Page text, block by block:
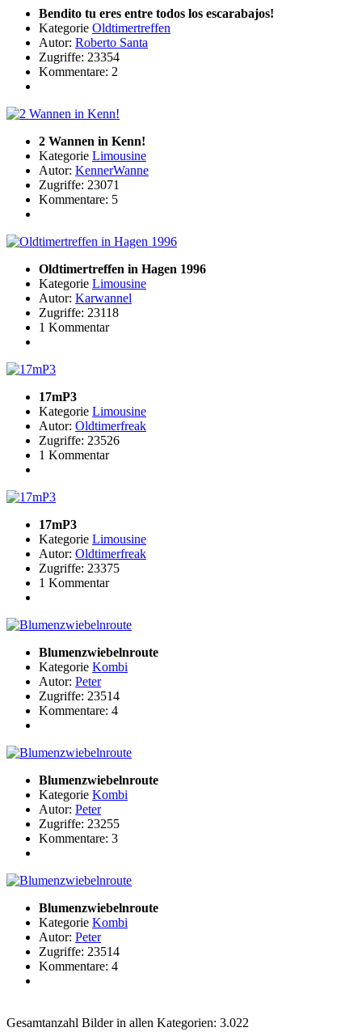
Bendito tu eres entre todos los escarabajos!
Kategorie Oldtimertreffen
Autor: Roberto Santa
Zugriffe: 23354
Kommentare: 2
2 Wannen in Kenn!
Kategorie Limousine
Autor: KennerWanne
Zugriffe: 23071
Kommentare: 5
Oldtimertreffen in Hagen 1996
Kategorie Limousine
Autor: Karwannel
Zugriffe: 23118
1 Kommentar
17mP3
Kategorie Limousine
Autor: Oldtimerfreak
Zugriffe: 23526
1 Kommentar
17mP3
Kategorie Limousine
Autor: Oldtimerfreak
Zugriffe: 23375
1 Kommentar
Blumenzwiebelnroute
Kategorie Kombi
Autor: Peter
Zugriffe: 23514
Kommentare: 4
Blumenzwiebelnroute
Kategorie Kombi
Autor: Peter
Zugriffe: 23255
Kommentare: 3
Blumenzwiebelnroute
Kategorie Kombi
Autor: Peter
Zugriffe: 23514
Kommentare: 4
Gesamtanzahl Bilder in allen Kategorien: 3.022